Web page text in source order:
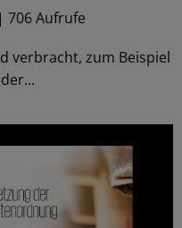
706 Aufrufe
verbracht, zum Beispiel